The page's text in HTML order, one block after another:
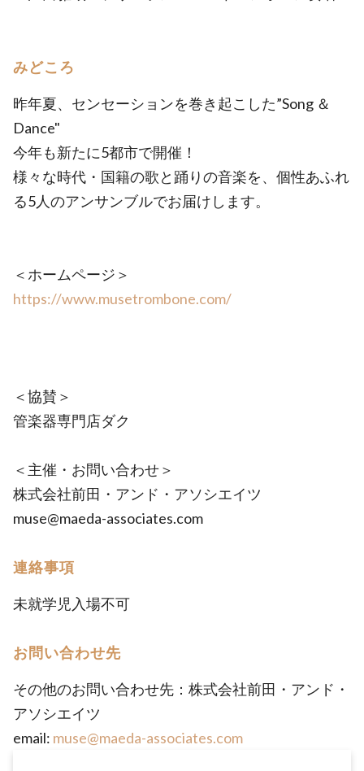
みどころ
昨年夏、センセーションを巻き起こした”Song ＆
Dance"
今年も新たに5都市で開催！
様々な時代・国籍の歌と踊りの音楽を、個性あふれ
る5人のアンサンブルでお届けします。
＜ホームページ＞
https://www.musetrombone.com/
＜協賛＞
管楽器専門店ダク
＜主催・お問い合わせ＞
株式会社前田・アンド・アソシエイツ
muse@maeda-associates.com
連絡事項
未就学児入場不可
お問い合わせ先
その他のお問い合わせ先：株式会社前田・アンド・
アソシエイツ
email: muse@maeda-associates.com